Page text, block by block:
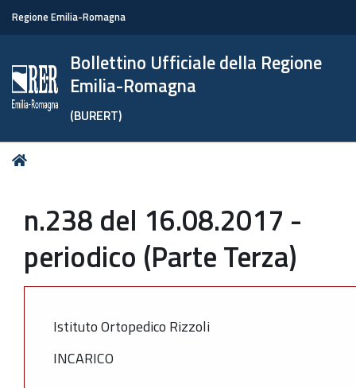
Regione Emilia-Romagna
Bollettino Ufficiale della Regione
Emilia-Romagna
(BURERT)
Tu
n.238 del 16.08.2017 -
periodico (Parte Terza)
Istituto Ortopedico Rizzoli
INCARICO